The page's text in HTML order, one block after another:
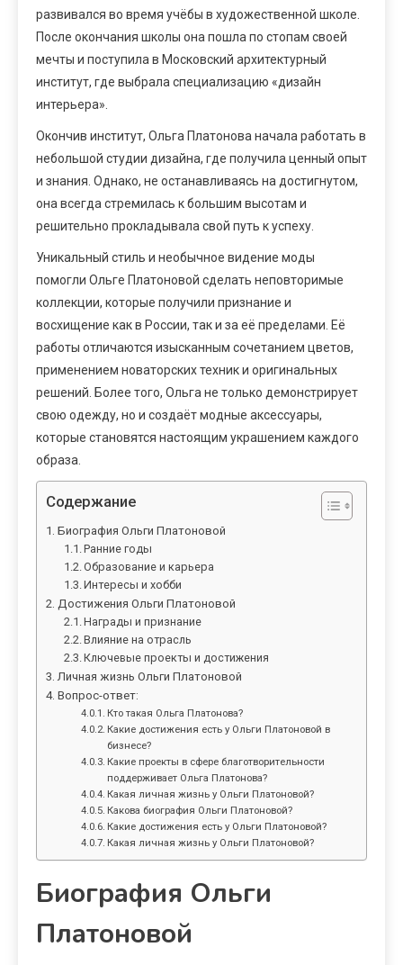
развивался во время учёбы в художественной школе.
После окончания школы она пошла по стопам своей
мечты и поступила в Московский архитектурный
институт, где выбрала специализацию «дизайн
интерьера».
Окончив институт, Ольга Платонова начала работать в
небольшой студии дизайна, где получила ценный опыт
и знания. Однако, не останавливаясь на достигнутом,
она всегда стремилась к большим высотам и
решительно прокладывала свой путь к успеху.
Уникальный стиль и необычное видение моды
помогли Ольге Платоновой сделать неповторимые
коллекции, которые получили признание и
восхищение как в России, так и за её пределами. Её
работы отличаются изысканным сочетанием цветов,
применением новаторских техник и оригинальных
решений. Более того, Ольга не только демонстрирует
свою одежду, но и создаёт модные аксессуары,
которые становятся настоящим украшением каждого
образа.
Содержание
Биография Ольги Платоновой
Ранние годы
Образование и карьера
Интересы и хобби
Достижения Ольги Платоновой
Награды и признание
Влияние на отрасль
Ключевые проекты и достижения
Личная жизнь Ольги Платоновой
Вопрос-ответ:
Кто такая Ольга Платонова?
Какие достижения есть у Ольги Платоновой в
бизнесе?
Какие проекты в сфере благотворительности
поддерживает Ольга Платонова?
Какая личная жизнь у Ольги Платоновой?
Какова биография Ольги Платоновой?
Какие достижения есть у Ольги Платоновой?
Какая личная жизнь у Ольги Платоновой?
Биография Ольги
Платоновой